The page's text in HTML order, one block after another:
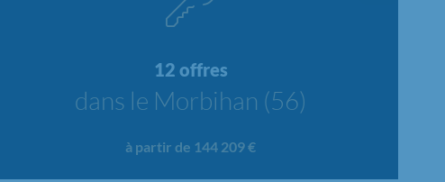
12 offres
dans le Morbihan (56)
à partir de 144 209 €